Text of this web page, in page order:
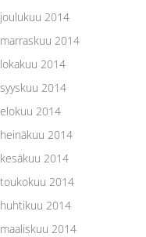
joulukuu 2014
marraskuu 2014
lokakuu 2014
syyskuu 2014
elokuu 2014
heinäkuu 2014
kesäkuu 2014
toukokuu 2014
huhtikuu 2014
maaliskuu 2014